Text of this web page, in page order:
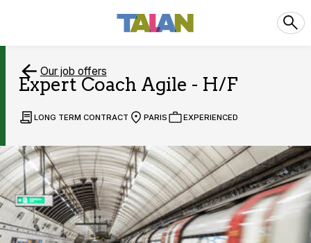
Our job offers
Expert Coach Agile - H/F
LONG TERM CONTRACT PARIS EXPERIENCED